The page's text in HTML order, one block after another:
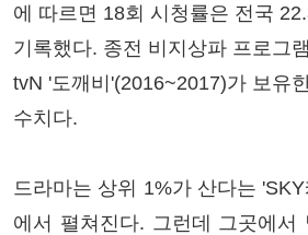
에 따르면 18회 시청률은 전국
기록했다. 종전 비지상파 프로그
tvN '도깨비'(2016~2017)가 보유
수치다.
드라마는 상위 1%가 산다는
에서 펼쳐진다. 그런데 그곳에서